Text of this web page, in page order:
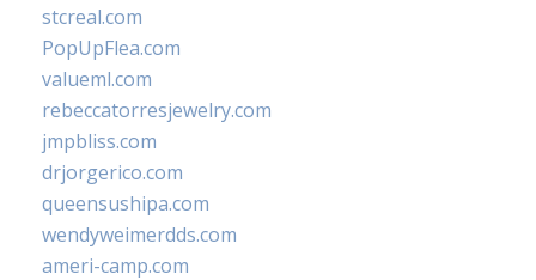
stcreal.com
PopUpFlea.com
valueml.com
rebeccatorresjewelry.com
jmpbliss.com
drjorgerico.com
queensushipa.com
wendyweimerdds.com
ameri-camp.com